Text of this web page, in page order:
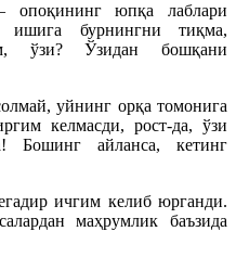
юпқа лаблари
ишига бурнингни тиқма,
ўзи? Ўзидан бошқани
уйнинг орқа томонига
келмасди, рост-да, ўзи
Бошинг айланса, кетинг
ичгим келиб юрганди.
маҳрумлик баъзида